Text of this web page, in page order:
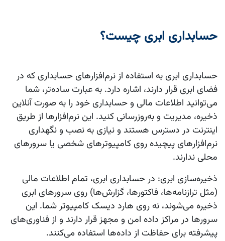
حسابداری ابری چیست؟
حسابداری ابری به استفاده از نرم‌افزارهای حسابداری که در
فضای ابری قرار دارند، اشاره دارد. به عبارت ساده‌تر، شما
می‌توانید اطلاعات مالی و حسابداری خود را به صورت آنلاین
ذخیره، مدیریت و به‌روزرسانی کنید. این نرم‌افزارها از طریق
اینترنت در دسترس هستند و نیازی به نصب و نگهداری
نرم‌افزارهای پیچیده روی کامپیوترهای شخصی یا سرورهای
محلی ندارند.
ذخیره‌سازی ابری: در حسابداری ابری، تمام اطلاعات مالی
(مثل ترازنامه‌ها، فاکتورها، گزارش‌ها) روی سرورهای ابری
ذخیره می‌شوند، نه روی هارد دیسک کامپیوتر شما. این
سرورها در مراکز داده امن و مجهز قرار دارند و از فناوری‌های
پیشرفته برای حفاظت از داده‌ها استفاده می‌کنند.